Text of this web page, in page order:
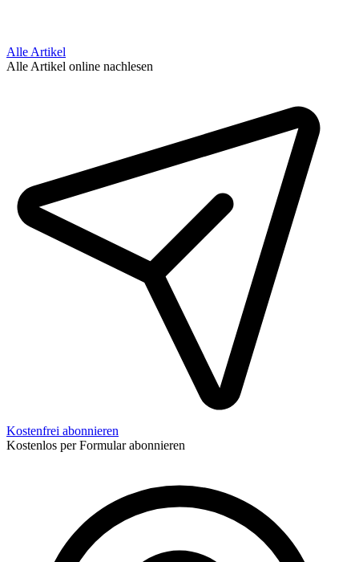
Alle Artikel
Alle Artikel online nachlesen
Kostenfrei abonnieren
Kostenlos per Formular abonnieren